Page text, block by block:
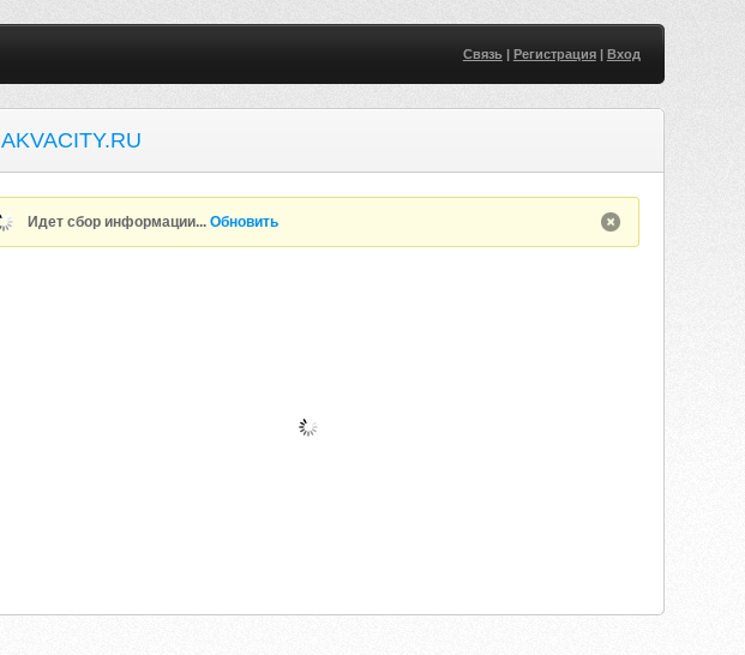
Связь| Регистрация| Вход
AKVACITY.RU
Идет сбор информации...Обновить